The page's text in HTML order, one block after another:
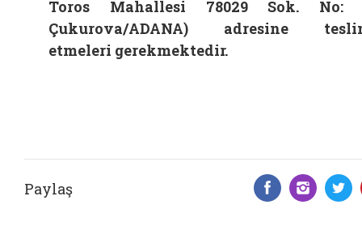
Toros Mahallesi 78029 Sok. No:
Çukurova/ADANA) adresine
etmeleri gerekmektedir.
Paylaş